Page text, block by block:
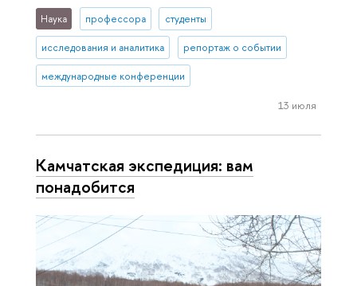
Наука профессора студенты
исследования и аналитика репортаж о событии
международные конференции
13 июля
Камчатская экспедиция: вам
понадобится